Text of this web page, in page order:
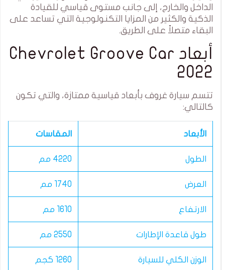
الداخل والخارج، إلى جانب مستوى قياسي للقيادة
الذكية والكثير من المزايا التكنولوجية التي تساعد على
البقاء متصلاً على الطريق.
أبعاد Chevrolet Groove Car
2022
تتسم سيارة غروف بأبعاد قياسية ممتازة، والتي تكون
كالتالي:
الأبعاد المقاسات
الطول 4220 مم
العرض 1740 مم
الارتفاع 1610 مم
طول قاعدة الإطارات 2550 مم
الوزن الكلي للسيارة 1260 كجم